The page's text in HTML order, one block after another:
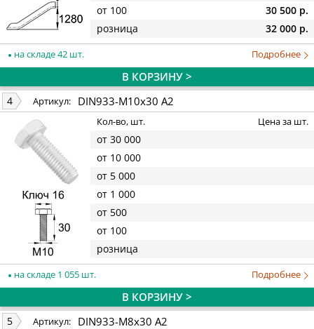
от 100
30 500 р.
розница
32 000 р.
на складе 42 шт. Подробнее
В КОРЗИНУ >
4 Артикул: DIN933-M10x30 A2
Кол-во, шт. Цена за шт.
от 30 000
от 10 000
от 5 000
от 1 000
от 500
от 100
розница
на складе 1 055 шт. Подробнее
В КОРЗИНУ >
5 Артикул: DIN933-M8x30 A2